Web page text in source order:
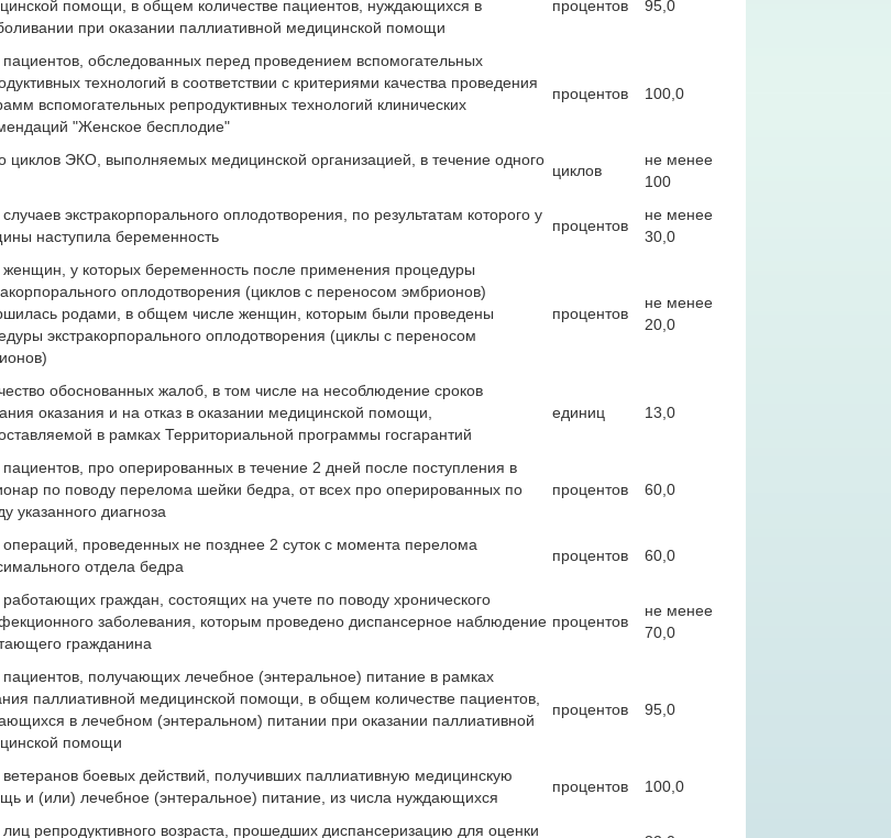
помощи, в общем количестве пациентов, нуждающихся в
при оказании паллиативной медицинской помощи
процентов 95,0
обследованных перед проведением вспомогательных
технологий в соответствии с критериями качества проведения
вспомогательных репродуктивных технологий клинических
"Женское бесплодие"
процентов 100,0
циклов ЭКО, выполняемых медицинской организацией, в течение одного
циклов
не менее
100
экстракорпорального оплодотворения, по результатам которого у
наступила беременность
процентов
не менее
30,0
у которых беременность после применения процедуры
оплодотворения (циклов с переносом эмбрионов)
родами, в общем числе женщин, которым были проведены
экстракорпорального оплодотворения (циклы с переносом
процентов
не менее
20,0
обоснованных жалоб, в том числе на несоблюдение сроков
оказания и на отказ в оказании медицинской помощи,
в рамках Территориальной программы госгарантий
единиц 13,0
про оперированных в течение 2 дней после поступления в
по поводу перелома шейки бедра, от всех про оперированных по
указанного диагноза
процентов 60,0
проведенных не позднее 2 суток с момента перелома
отдела бедра
процентов 60,0
граждан, состоящих на учете по поводу хронического
заболевания, которым проведено диспансерное наблюдение
гражданина
процентов
не менее
70,0
получающих лечебное (энтеральное) питание в рамках
паллиативной медицинской помощи, в общем количестве пациентов,
в лечебном (энтеральном) питании при оказании паллиативной
помощи
процентов 95,0
боевых действий, получивших паллиативную медицинскую
и (или) лечебное (энтеральное) питание, из числа нуждающихся
процентов 100,0
репродуктивного возраста, прошедших диспансеризацию для оценки